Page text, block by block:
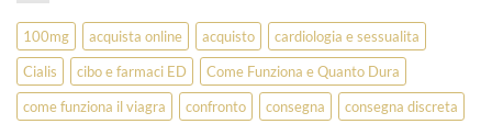
100mg acquista online acquisto
cardiologia e sessualita
Cialis
cibo e farmaci ED
Come Funziona e Quanto Dura
come funziona il viagra
confronto consegna
consegna discreta